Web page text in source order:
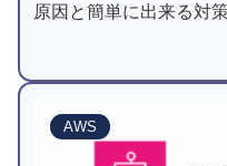
原因と簡単に出来る対
AWS